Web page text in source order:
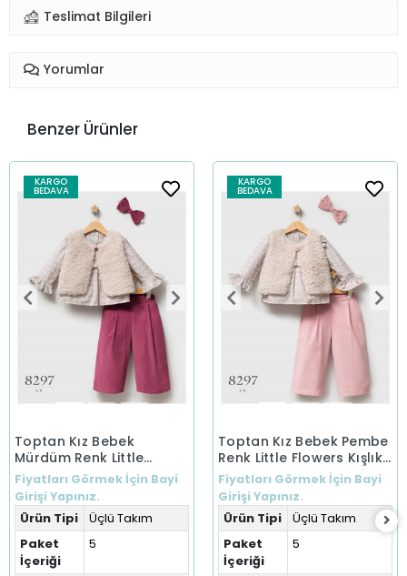
Teslimat Bilgileri
Yorumlar
Benzer Ürünler
KARGO
BEDAVA
Toptan Kız Bebek
Mürdüm Renk Little
Flowers Kışlık Üçlü Takım
(1-5 Yaş)
Fiyatları Görmek İçin Bayi
Girişi Yapınız.
Ürün Tipi
Üçlü Takım
Paket
İçeriği
5
KARGO
BEDAVA
Toptan Kız Bebek Pembe
Renk Little Flowers Kışlık
Üçlü Takım (1-5 Yaş)
Fiyatları Görmek İçin Bayi
Girişi Yapınız.
Ürün Tipi
Üçlü Takım
Paket
İçeriği
5